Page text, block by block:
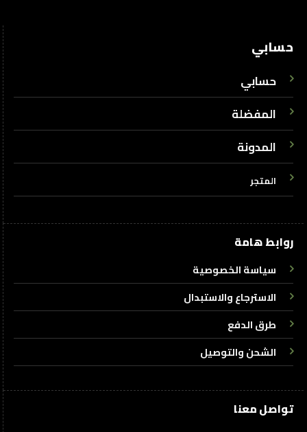
حسابي
حسابي
المفضلة
المدونة
المتجر
روابط هامة
سياسة الخصوصية
الاسترجاع والاستبدال
طرق الدفع
الشحن والتوصيل
تواصل معنا